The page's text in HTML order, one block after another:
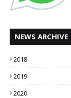
NEWS ARCHIVE
2018
2019
2020